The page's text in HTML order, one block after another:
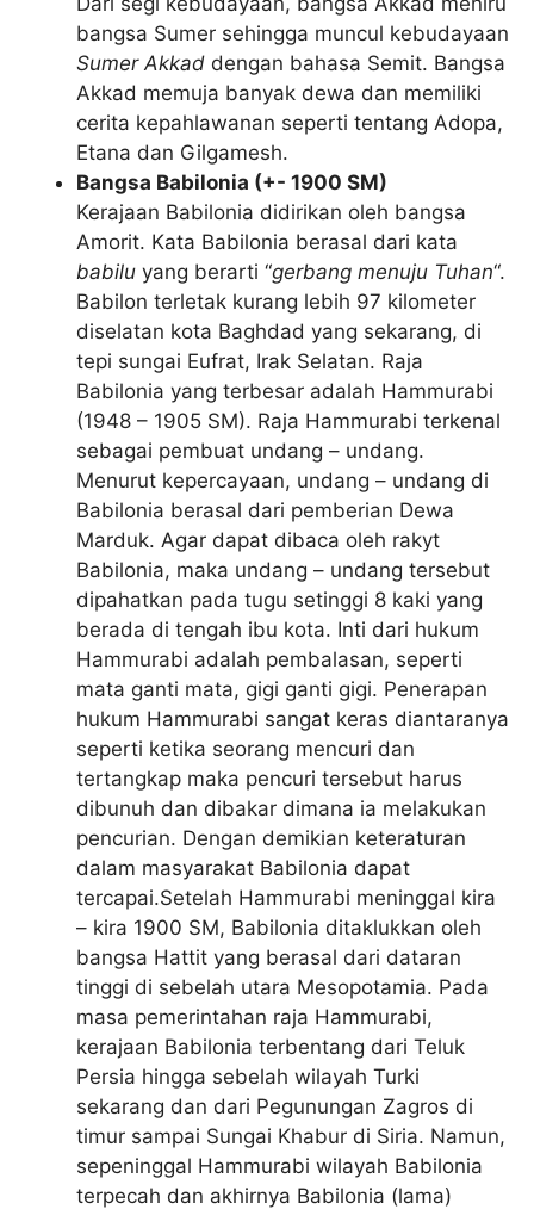
bangsa Sumer sehingga muncul kebudayaan
Sumer Akkad dengan bahasa Semit. Bangsa
Akkad memuja banyak dewa dan memiliki
cerita kepahlawanan seperti tentang Adopa,
Etana dan Gilgamesh.
Bangsa Babilonia (+- 1900 SM)
Kerajaan Babilonia didirikan oleh bangsa
Amorit. Kata Babilonia berasal dari kata
babilu yang berarti “gerbang menuju Tuhan“.
Babilon terletak kurang lebih 97 kilometer
diselatan kota Baghdad yang sekarang, di
tepi sungai Eufrat, Irak Selatan. Raja
Babilonia yang terbesar adalah Hammurabi
(1948 – 1905 SM). Raja Hammurabi terkenal
sebagai pembuat undang – undang.
Menurut kepercayaan, undang – undang di
Babilonia berasal dari pemberian Dewa
Marduk. Agar dapat dibaca oleh rakyt
Babilonia, maka undang – undang tersebut
dipahatkan pada tugu setinggi 8 kaki yang
berada di tengah ibu kota. Inti dari hukum
Hammurabi adalah pembalasan, seperti
mata ganti mata, gigi ganti gigi. Penerapan
hukum Hammurabi sangat keras diantaranya
seperti ketika seorang mencuri dan
tertangkap maka pencuri tersebut harus
dibunuh dan dibakar dimana ia melakukan
pencurian. Dengan demikian keteraturan
dalam masyarakat Babilonia dapat
tercapai.Setelah Hammurabi meninggal kira
– kira 1900 SM, Babilonia ditaklukkan oleh
bangsa Hattit yang berasal dari dataran
tinggi di sebelah utara Mesopotamia. Pada
masa pemerintahan raja Hammurabi,
kerajaan Babilonia terbentang dari Teluk
Persia hingga sebelah wilayah Turki
sekarang dan dari Pegunungan Zagros di
timur sampai Sungai Khabur di Siria. Namun,
sepeninggal Hammurabi wilayah Babilonia
terpecah dan akhirnya Babilonia (lama)